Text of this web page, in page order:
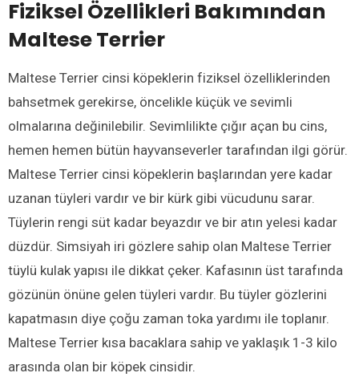
Fiziksel Özellikleri Bakımından
Maltese Terrier
Maltese Terrier cinsi köpeklerin fiziksel özelliklerinden
bahsetmek gerekirse, öncelikle küçük ve sevimli
olmalarına değinilebilir. Sevimlilikte çığır açan bu cins,
hemen hemen bütün hayvanseverler tarafından ilgi görür.
Maltese Terrier cinsi köpeklerin başlarından yere kadar
uzanan tüyleri vardır ve bir kürk gibi vücudunu sarar.
Tüylerin rengi süt kadar beyazdır ve bir atın yelesi kadar
düzdür. Simsiyah iri gözlere sahip olan Maltese Terrier
tüylü kulak yapısı ile dikkat çeker. Kafasının üst tarafında
gözünün önüne gelen tüyleri vardır. Bu tüyler gözlerini
kapatmasın diye çoğu zaman toka yardımı ile toplanır.
Maltese Terrier kısa bacaklara sahip ve yaklaşık 1-3 kilo
arasında olan bir köpek cinsidir.